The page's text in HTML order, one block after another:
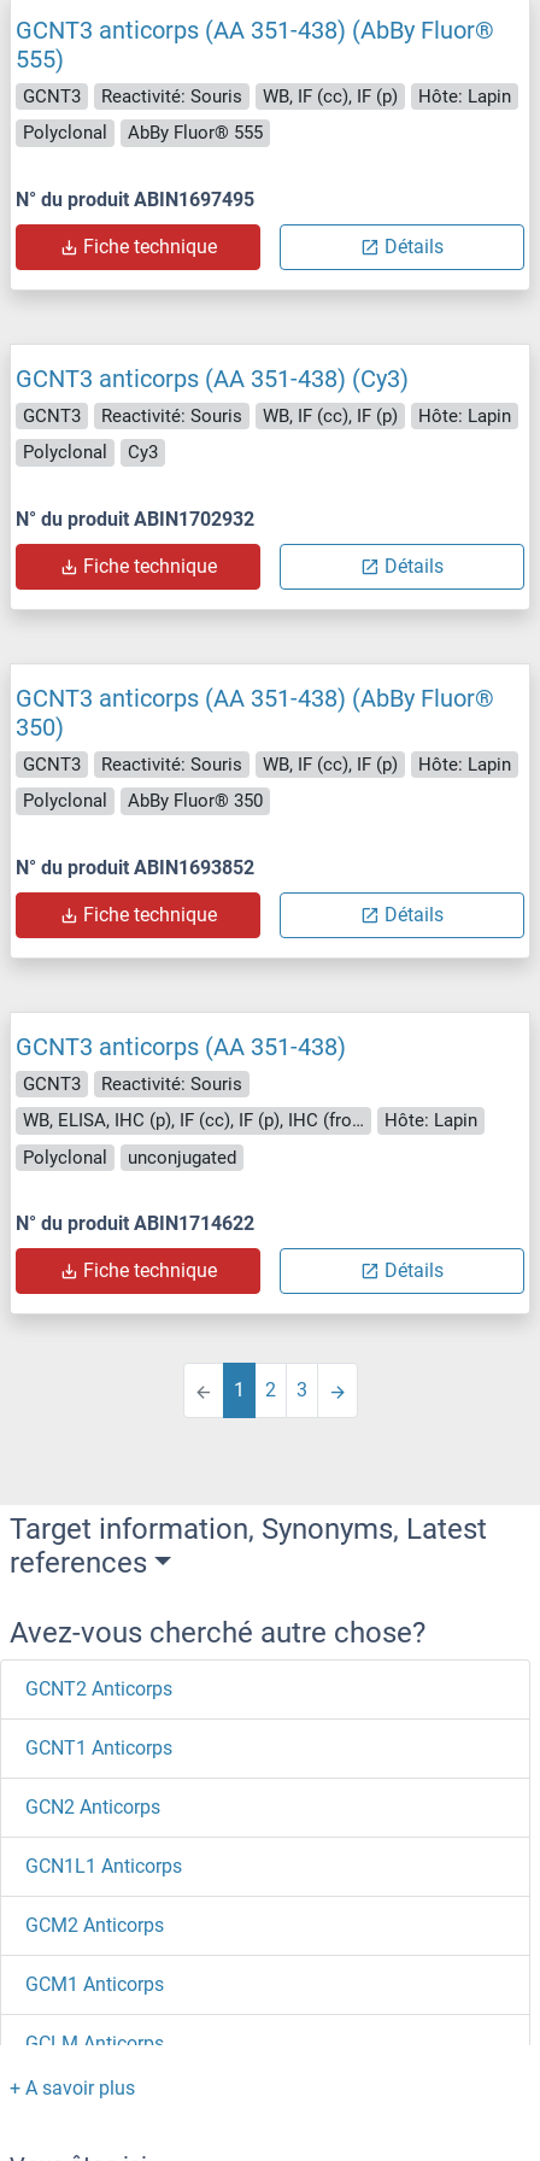
GCNT3 anticorps (AA 351-438) (AbBy Fluor®
555)
GCNT3 Reactivité: Souris WB, IF (cc), IF (p)
Hôte: Lapin
Polyclonal
AbBy Fluor® 555
N° du produit ABIN1697495
Fiche technique Détails
GCNT3 anticorps (AA 351-438) (Cy3)
GCNT3 Reactivité: Souris WB, IF (cc), IF (p)
Hôte: Lapin
Polyclonal
Cy3
N° du produit ABIN1702932
Fiche technique Détails
GCNT3 anticorps (AA 351-438) (AbBy Fluor®
350)
GCNT3 Reactivité: Souris WB, IF (cc), IF (p)
Hôte: Lapin
Polyclonal
AbBy Fluor® 350
N° du produit ABIN1693852
Fiche technique Détails
GCNT3 anticorps (AA 351-438)
GCNT3
Reactivité: Souris
WB, ELISA, IHC (p), IF (cc), IF (p), IHC (fro), ICC
Hôte: Lapin
Polyclonal
unconjugated
N° du produit ABIN1714622
Fiche technique Détails
1 2 3
Target information, Synonyms, Latest
references
Avez-vous cherché autre chose?
GCNT2 Anticorps
GCNT1 Anticorps
GCN2 Anticorps
GCN1L1 Anticorps
GCM2 Anticorps
GCM1 Anticorps
GCLM Anticorps
GCLC Anticorps